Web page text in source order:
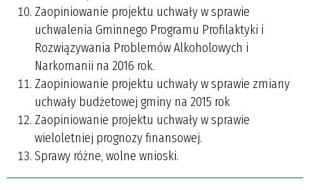
Zaopiniowanie projektu uchwały w sprawie
uchwalenia Gminnego Programu Profilaktyki i
Rozwiązywania Problemów Alkoholowych i
Narkomanii na 2016 rok.
Zaopiniowanie projektu uchwały w sprawie zmiany
uchwały budżetowej gminy na 2015 rok
Zaopiniowanie projektu uchwały w sprawie
wieloletniej prognozy finansowej.
Sprawy różne, wolne wnioski.